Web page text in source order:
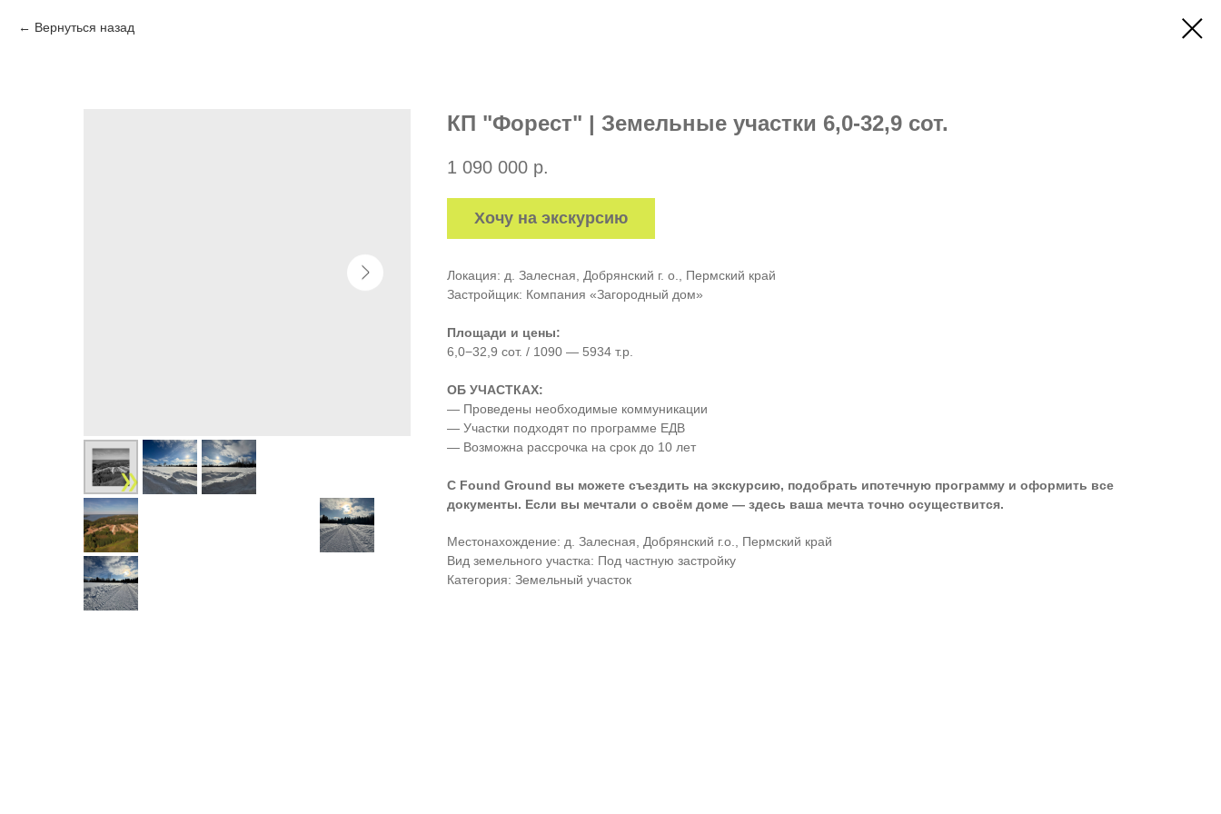
Вернуться назад
КП "Форест" | Земельные участки 6,0-32,9 сот.
1 090 000 р.
Хочу на экскурсию
Локация: д. Залесная, Добрянский г. о., Пермский край
Застройщик: Компания «Загородный дом»
Площади и цены:
6,0−32,9 сот. / 1090 — 5934 т.р.
ОБ УЧАСТКАХ:
— Проведены необходимые коммуникации
— Участки подходят по программе ЕДВ
— Возможна рассрочка на срок до 10 лет
С Found Ground вы можете съездить на экскурсию, подобрать ипотечную программу и оформить все
документы. Если вы мечтали о своём доме — здесь ваша мечта точно осуществится.
Местонахождение: д. Залесная, Добрянский г.о., Пермский край
Вид земельного участка: Под частную застройку
Категория: Земельный участок